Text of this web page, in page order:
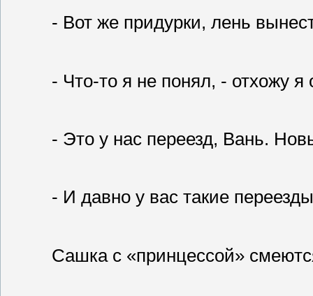
- Вот же придурки, лень
- Что-то я не понял, - отхожу я
- Это у нас переезд, Вань.
- И давно у вас такие
Сашка с «принцессой»